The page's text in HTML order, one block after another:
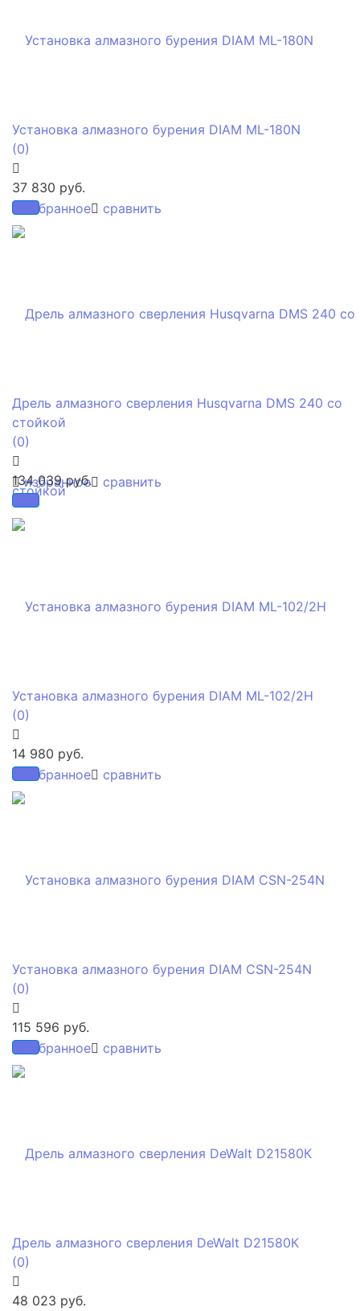
избранное сравнить
Установка алмазного бурения DIAM ML-180N
(0)
37 830 руб.
избранное сравнить
Дрель алмазного сверления Husqvarna DMS 240 со
стойкой
(0)
134 039 руб.
избранное сравнить
Установка алмазного бурения DIAM ML-102/2H
(0)
14 980 руб.
избранное сравнить
Установка алмазного бурения DIAM CSN-254N
(0)
115 596 руб.
Дрель алмазного сверления DeWalt D21580К
(0)
48 023 руб.